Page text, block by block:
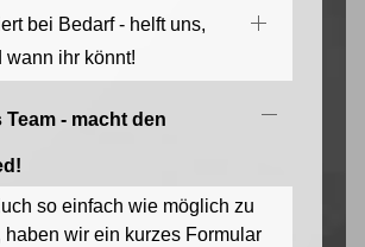
bei Bedarf - helft uns,
wann ihr könnt!
Team - macht den
so einfach wie möglich zu
haben wir ein kurzes Formular